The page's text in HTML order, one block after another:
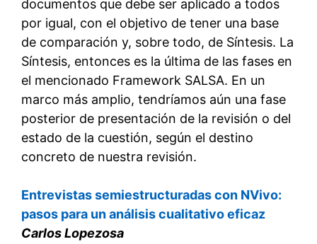
documentos que debe ser aplicado a todos
por igual, con el objetivo de tener una base
de comparación y, sobre todo, de Síntesis. La
Síntesis, entonces es la última de las fases en
el mencionado Framework SALSA. En un
marco más amplio, tendríamos aún una fase
posterior de presentación de la revisión o del
estado de la cuestión, según el destino
concreto de nuestra revisión.
Entrevistas semiestructuradas con NVivo:
pasos para un análisis cualitativo eficaz
Carlos Lopezosa